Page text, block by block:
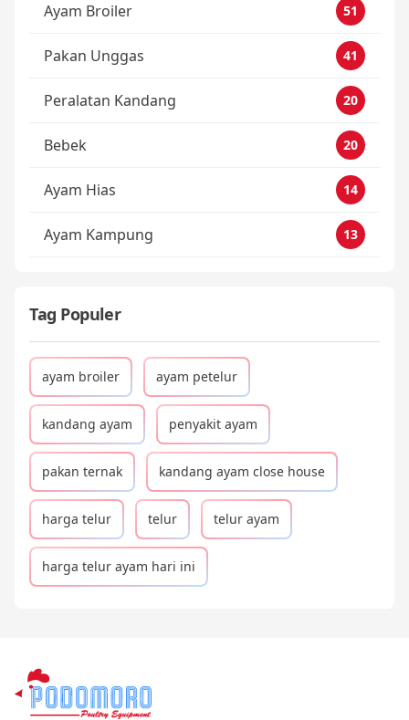
Ayam Broiler 51
Pakan Unggas 41
Peralatan Kandang 20
Bebek 20
Ayam Hias 14
Ayam Kampung 13
Tag Populer
ayam broiler ayam petelur
kandang ayam penyakit ayam
pakan ternak kandang ayam close house
harga telur telur telur ayam
harga telur ayam hari ini